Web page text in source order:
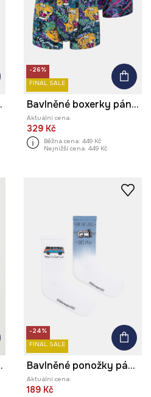
více barev
-26%
FINAL SALE
Bavlněné boxerky pánské s elastanem a vzorem (2-pack) více barev
Aktuální cena:
329 Kč
Běžná cena: 449 Kč
Nejnižší cena: 449 Kč
úpletu fialová barva
-24%
FINAL SALE
Bavlněné ponožky pánské Volkswagen (2-pack) více barev
Aktuální cena:
189 Kč